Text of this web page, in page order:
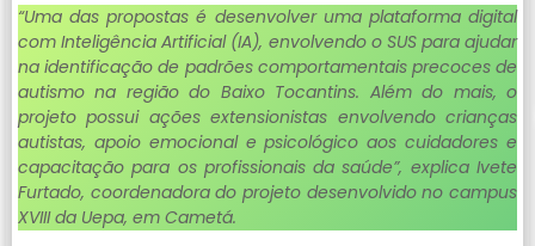
“Uma das propostas é desenvolver uma plataforma digital
com Inteligência Artificial (IA), envolvendo o SUS para ajudar
na identificação de padrões comportamentais precoces de
autismo na região do Baixo Tocantins. Além do mais, o
projeto possui ações extensionistas envolvendo crianças
autistas, apoio emocional e psicológico aos cuidadores e
capacitação para os profissionais da saúde”, explica Ivete
Furtado, coordenadora do projeto desenvolvido no campus
XVIII da Uepa, em Cametá.